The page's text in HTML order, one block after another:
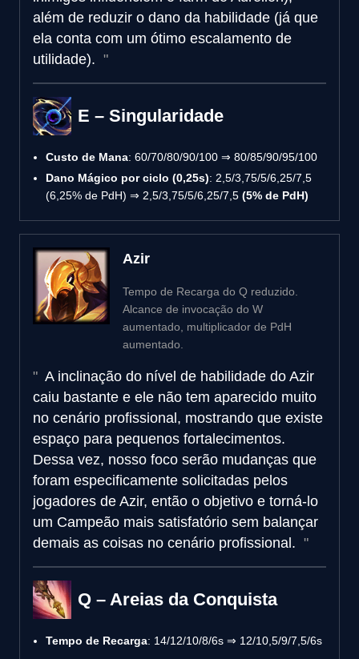
além de reduzir o dano da habilidade (já que
ela conta com um ótimo escalamento de
utilidade).
E – Singularidade
Custo de Mana: 60/70/80/90/100 ⇒ 80/85/90/95/100
Dano Mágico por ciclo (0,25s): 2,5/3,75/5/6,25/7,5
(6,25% de PdH) ⇒ 2,5/3,75/5/6,25/7,5 (5% de PdH)
Azir
Tempo de Recarga do Q reduzido.
Alcance de invocação do W
aumentado, multiplicador de PdH
aumentado.
A inclinação do nível de habilidade do Azir
caiu bastante e ele não tem aparecido muito
no cenário profissional, mostrando que existe
espaço para pequenos fortalecimentos.
Dessa vez, nosso foco serão mudanças que
foram especificamente solicitadas pelos
jogadores de Azir, então o objetivo e torná-lo
um Campeão mais satisfatório sem balançar
demais as coisas no cenário profissional.
Q – Areias da Conquista
Tempo de Recarga: 14/12/10/8/6s ⇒ 12/10,5/9/7,5/6s